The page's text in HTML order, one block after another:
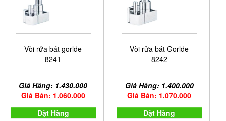
- Phần ruột bao gồm toàn bộ phần lõi của vòi nước
lạnh phần này có tác dụng cung cấp nước lạnh đồng
thời giúp cấp mở nước mỗi khi người dùng có nhu cầu
sử dụng.
bát lạnh còn bao gồm các bộ phận khác như gioăng
cao su, vòng kim loại, vòng đai ốc, vòng đệm cao su
và vòng đệm kim loại hiện đại.
Vòi rửa bát gorlde
8241
Giá Hãng: 1.430.000
Giá Bán: 1.060.000
Đặt Hàng
Vòi rửa bát Gorlde
8242
Giá Hãng: 1.400.000
Giá Bán: 1.070.000
Đặt Hàng